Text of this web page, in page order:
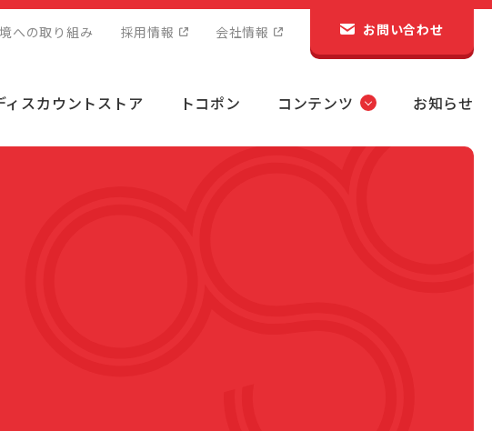
への取り組み 採用情報 会社情報 お問い合わせ
ィスカウントストア トコポン コンテンツ お知らせ